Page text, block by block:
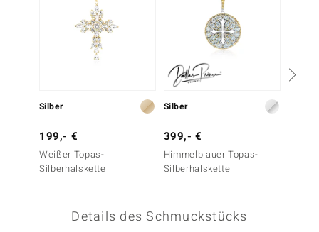
BY DE MELO
Silber
199,- €
Weißer Topas-
Silberhalskette
Silber
399,- €
Himmelblauer Topas-
Silberhalskette
Details des Schmuckstücks